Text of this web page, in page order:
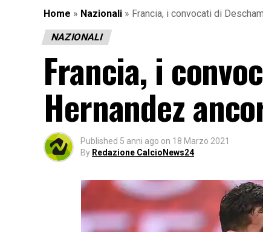
Home » Nazionali » Francia, i convocati di
NAZIONALI
Francia, i
Hernandez
Published 5 anni ago on 18 Marzo 2021
By Redazione CalcioNews24